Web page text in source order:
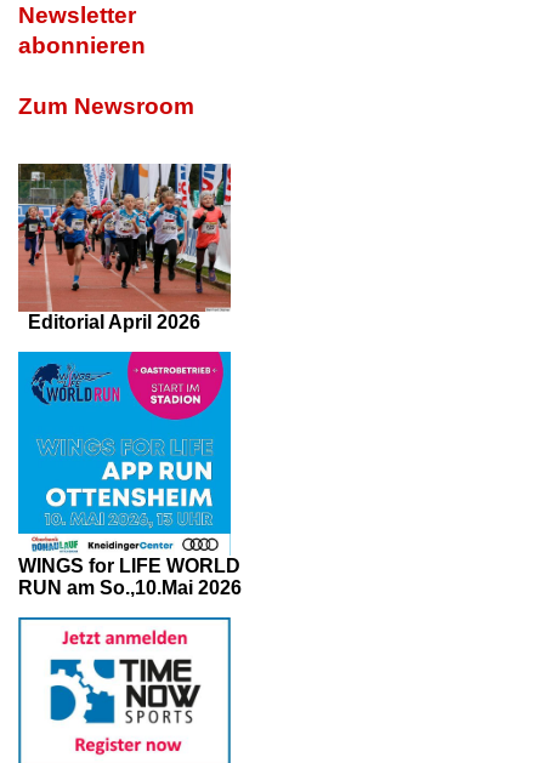
Newsletter
abonnieren
Zum Newsroom
Editorial April 2026
WINGS for LIFE WORLD
RUN am So.,10.Mai 2026